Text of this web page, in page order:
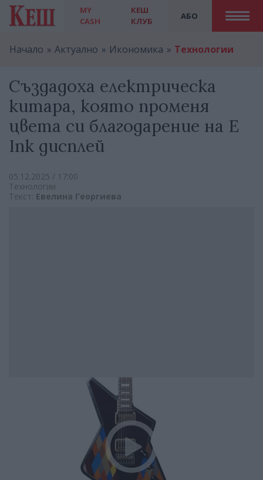
MY
CASH
АБО
КЕШ
КЛУБ
Начало Актуално Икономика Технологии
Създадоха електрическа
китара, която променя
цвета си благодарение на E
Ink дисплей
05.12.2025 / 17:00
Технологии
Текст: Евелина Георгиева